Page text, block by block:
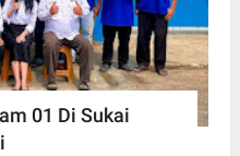
01 Di Sukai